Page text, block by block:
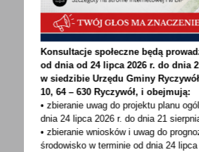
SPOTKANIE W SPRAWIE
SKRZETUSZ-PIOTROWO
19 listopada w sali sesyjnej
odbyło się spotkanie
przebudowy...
Konsultacje społeczne będą
od dnia od 24 lipca 2026 r. do dnia
w siedzibie Urzędu Gminy
10, 64 – 630 Ryczywół, i obejmują:
• zbieranie uwag do projektu planu
dnia 24 lipca 2026 r. do dnia 21
• zbieranie wniosków i uwag do
środowisko w terminie od dnia 24 lipca